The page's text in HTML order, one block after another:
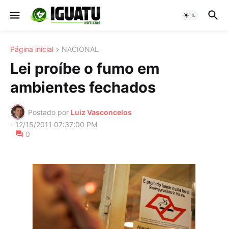
Página inicial NACIONAL
Lei proíbe o fumo em
ambientes fechados
Postado por Luiz Vasconcelos
- 12/15/2011 07:37:00 PM
0